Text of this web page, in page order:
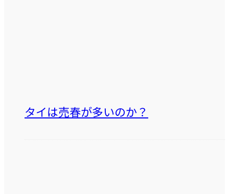
タイは売春が多いのか？